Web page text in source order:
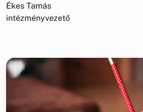
Ékes Tamás
intézményvezető